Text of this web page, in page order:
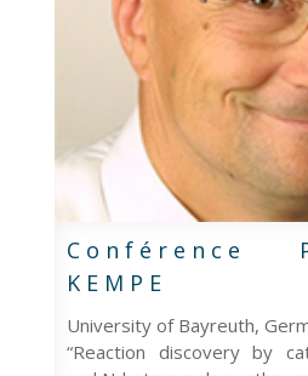
Conférence
KEMPE
University of Bayreuth,
“Reaction discovery by